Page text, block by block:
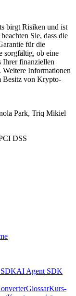
birgt Risiken und ist
Sie, dass die
für die
sorgfältig, ob eine
Ihrer finanziellen
Informationen
Besitz von Krypto-
Park, Triq Mikiel
AI Agent SDK
GlossarKurs-